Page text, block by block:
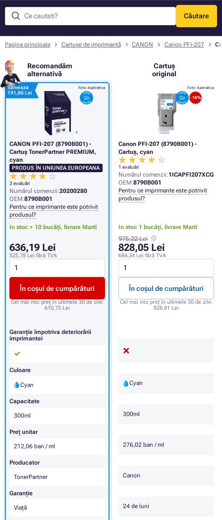
Căutare
Meniu
Pagina principala Cartușe de imprimantă CANON Canon PFI-207
Recomandăm
alternativă
Cartuș
original
Foto ilustrativa
- 15%
Canon PFI-207 (8790B001) -
Cartuș, cyan
1 evaluări
Numărul comenzii:1ICAPFI207XCG
OEM:8790B001
Pentru ce imprimante este potrivit
produsul?
In stoc 1 bucăți, livrare Marti
975,22 Lei
828,05 Lei
684,34 Lei fără TVA
În coșul de cumpărături
Cel mai mic preț în ultimele 30 de zile:
826,81 Lei
Cyan
300ml
276,02 ban / ml
Canon
24 de luni
Foto ilustrativa
Salveaza
191,86 Lei
CANON PFI-207 (8790B001) -
Cartuș TonerPartner PREMIUM,
cyan
PRODUS ÎN UNIUNEA EUROPEANA
3 evaluări
Numărul comenzii:20200280
OEM:8790B001
Pentru ce imprimante este potrivit
produsul?
In stoc > 10 bucăți, livrare Marti
636,19 Lei
525,78 Lei fără TVA
În coșul de cumpărături
Cel mai mic preț în ultimele 30 de zile:
610,75 Lei
Garanție împotriva deteriorării
imprimantei
Culoare
Cyan
Capacitate
300ml
Preț unitar
212,06 ban / ml
Producator
TonerPartner
Garanţie
Viaţă